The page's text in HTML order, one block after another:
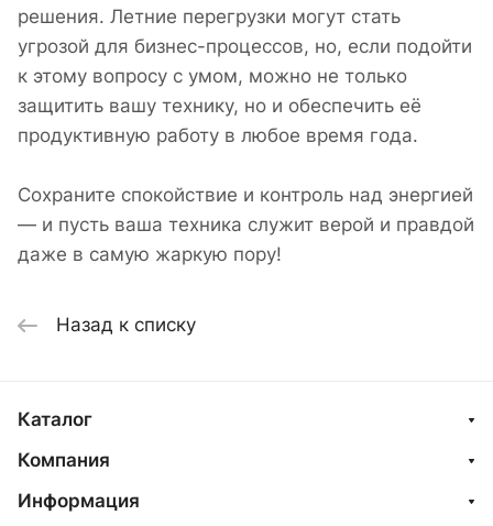
решения. Летние перегрузки могут стать
угрозой для бизнес-процессов, но, если подойти
к этому вопросу с умом, можно не только
защитить вашу технику, но и обеспечить её
продуктивную работу в любое время года.
Сохраните спокойствие и контроль над энергией
— и пусть ваша техника служит верой и правдой
даже в самую жаркую пору!
Назад к списку
Каталог
Компания
Информация